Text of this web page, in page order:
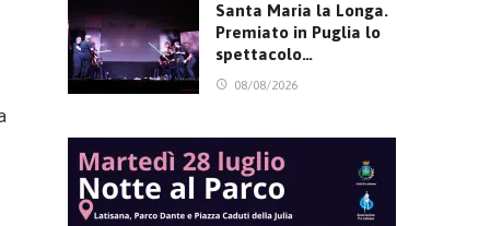
Santa Maria la Longa.
Premiato in Puglia lo
spettacolo…
08/08/2026